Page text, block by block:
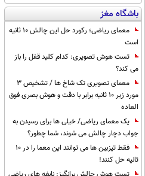
باشگاه مغز
معمای ریاضی؛ رکورد حل این چالش 10 ثانیه
است
تست هوش تصویری: کدام کلید قفل را باز
می کند؟
معمای تصویری تک شاخ ها / تشخیص 3
مورد زیر 10 ثانیه برابر با دقت و هوش بصری فوق
العاده
یک معمای ریاضی/ خیلی ها برای رسیدن به
جواب دچار چالش می شوند، شما چطور؟
فقط تیزبین ها می توانند این معما را در 10
ثانیه حل کنند!